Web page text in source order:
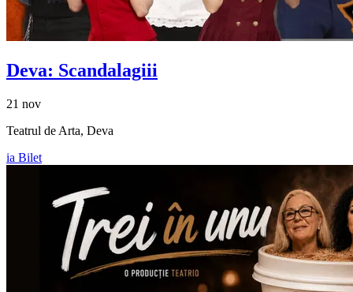
Deva: Scandalagiii
21 nov
Teatrul de Arta, Deva
ia Bilet